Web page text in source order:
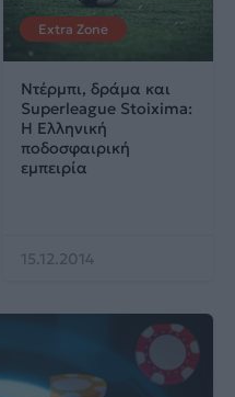
Extra Zone
Ντέρμπι, δράμα και
Superleague Stoixima:
Η Ελληνική
ποδοσφαιρική
εμπειρία
15.12.2014